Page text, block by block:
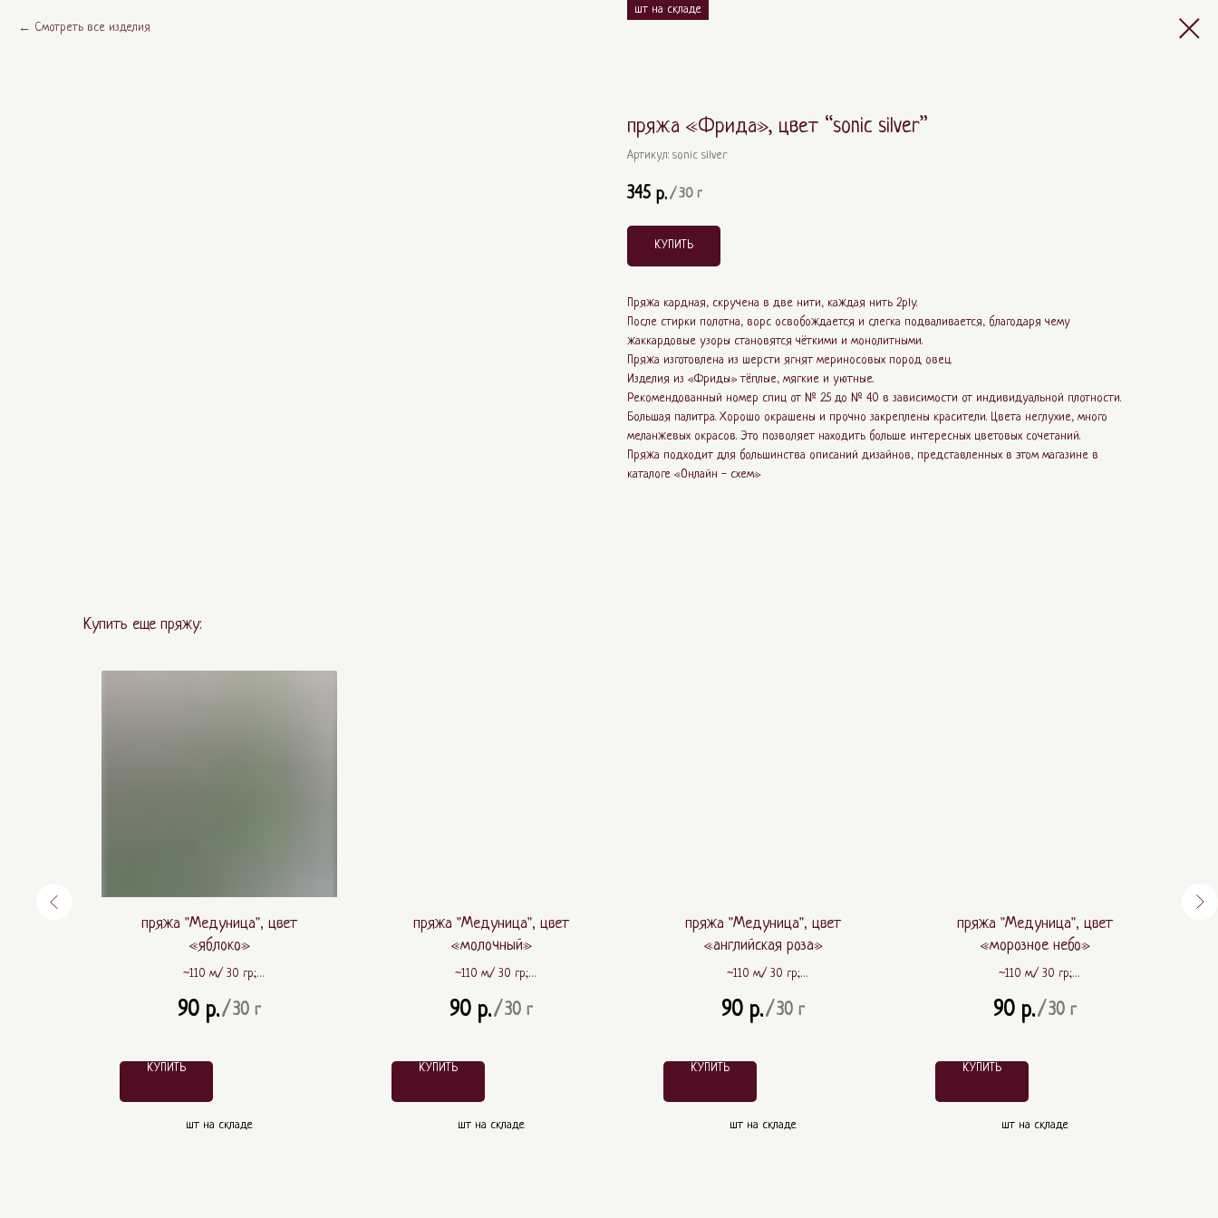
Смотреть все изделия
пряжа «Фрида», цвет “sonic silver”
Артикул: sonic silver
345 р./30 г
КУПИТЬ
Пряжа кардная, скручена в две нити, каждая нить 2ply.
После стирки полотна, ворс освобождается и слегка подваливается, благодаря чему
жаккардовые узоры становятся чёткими и монолитными.
Пряжа изготовлена из шерсти ягнят мериносовых пород овец.
Изделия из «Фриды» тёплые, мягкие и уютные.
Рекомендованный номер спиц от № 2.5 до № 4.0 в зависимости от индивидуальной плотности.
Большая палитра. Хорошо окрашены и прочно закреплены красители. Цвета неглухие, много
меланжевых окрасов. Это позволяет находить больше интересных цветовых сочетаний.
Пряжа подходит для большинства описаний дизайнов, представленных в этом магазине в
каталоге «Онлайн - схем»
Купить еще пряжу:
пряжа "Медуница", цвет
«яблоко»
~110 м./ 30 гр.;
90 р./30 г
КУПИТЬ
пряжа "Медуница", цвет
«молочный»
~110 м./ 30 гр.;
90 р./30 г
КУПИТЬ
пряжа "Медуница", цвет
«английская роза»
~110 м./ 30 гр.;
90 р./30 г
КУПИТЬ
пряжа "Медуница", цвет
«морозное небо»
~110 м./ 30 гр.;
90 р./30 г
КУПИТЬ